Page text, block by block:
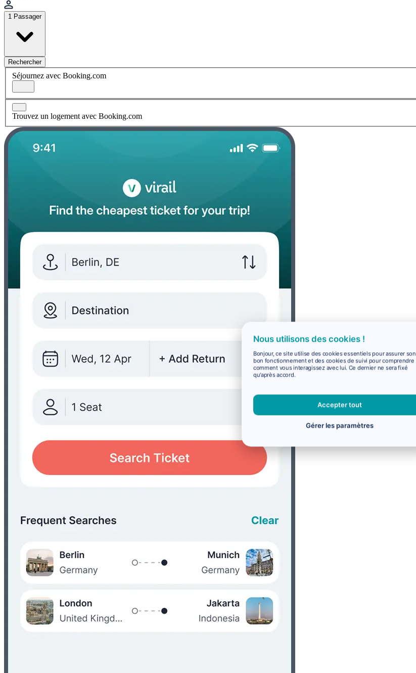
1 Passager
Rechercher
Séjournez avec Booking.com
Trouvez un logement avec Booking.com
Nous utilisons des cookies !
Bonjour, ce site utilise des cookies essentiels pour assurer son
bon fonctionnement et des cookies de suivi pour comprendre
comment vous interagissez avec lui. Ce dernier ne sera fixé
qu'après accord.
Accepter tout
Gérer les paramètres